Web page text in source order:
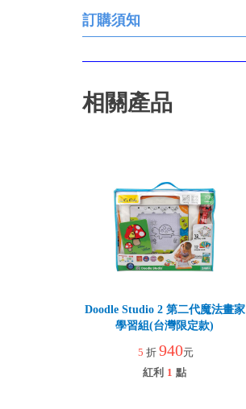
訂購須知
相關產品
Doodle Studio 2 第二代魔法畫家
學習組(台灣限定款)
5 折 940元
紅利 1 點